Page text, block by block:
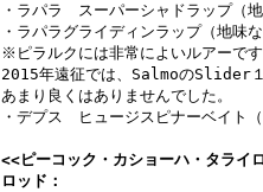
・ラパラ スーパーシャドラップ（
・ラパラグライディンラップ（地味
※ピラルクには非常によいルアーで
2015年遠征では、SalmoのSlider
あまり良くはありませんでした。
・デプス ヒュージスピナーベイト
<<ピーコック・カショーハ・タライ
ロッド：